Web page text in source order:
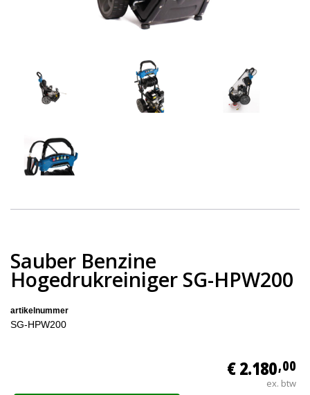
Sauber Benzine
Hogedrukreiniger SG-HPW200
artikelnummer
SG-HPW200
€ 2.180,00
ex. btw